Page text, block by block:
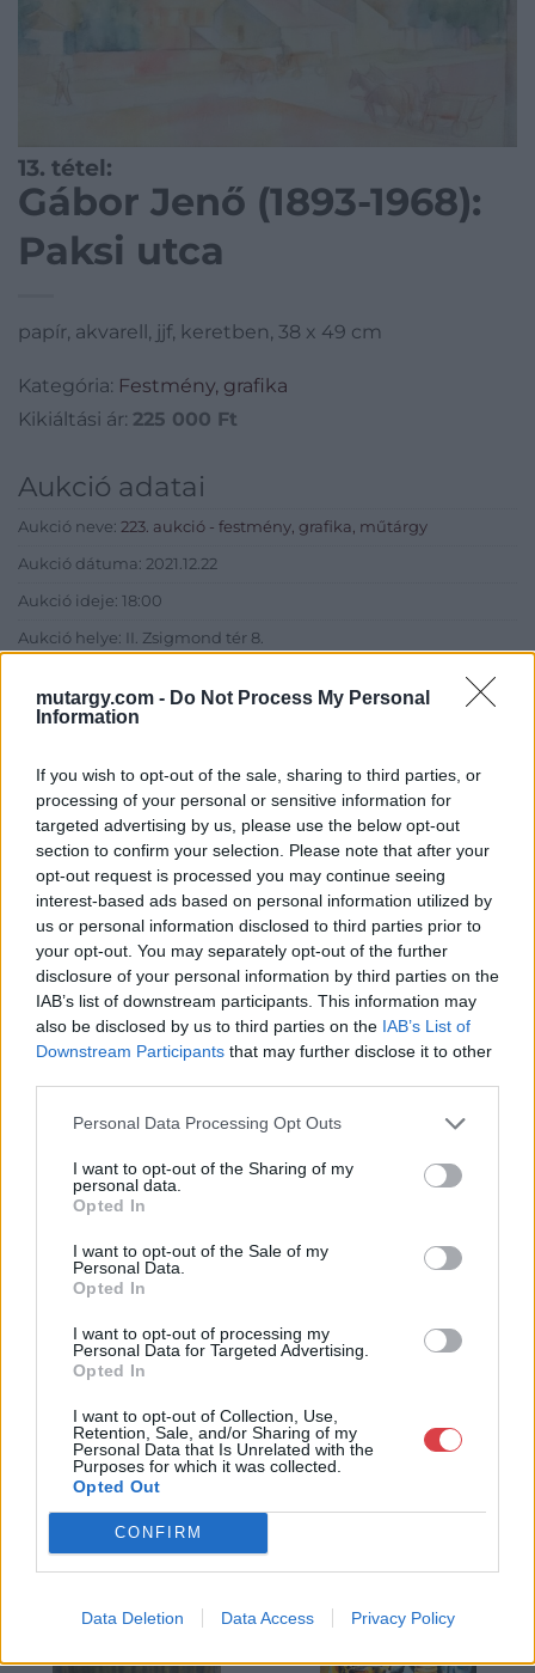
mutargy.com - Do Not Process My Personal
Information
If you wish to opt-out of the sale, sharing to third parties, or
processing of your personal or sensitive information for
targeted advertising by us, please use the below opt-out
section to confirm your selection. Please note that after your
opt-out request is processed you may continue seeing
interest-based ads based on personal information utilized by
us or personal information disclosed to third parties prior to
your opt-out. You may separately opt-out of the further
disclosure of your personal information by third parties on the
IAB’s list of downstream participants. This information may
also be disclosed by us to third parties on the IAB’s List of
Downstream Participants that may further disclose it to other
Personal Data Processing Opt Outs
I want to opt-out of the Sharing of my
personal data.
Opted In
I want to opt-out of the Sale of my
Personal Data.
Opted In
I want to opt-out of processing my
Personal Data for Targeted Advertising.
Opted In
I want to opt-out of Collection, Use,
Retention, Sale, and/or Sharing of my
Personal Data that Is Unrelated with the
Purposes for which it was collected.
Opted Out
CONFIRM
Data Deletion Data Access Privacy Policy
13. tétel:
Gábor Jenő (1893-1968):
Paksi utca
papír, akvarell, jjf, keretben, 38 x 49 cm
Kategória: Festmény, grafika
Kikiáltási ár: 225 000 Ft
Aukció adatai
Aukció neve: 223. aukció - festmény, grafika, műtárgy
Aukció dátuma: 2021.12.22
Aukció ideje: 18:00
Aukció helye: II. Zsigmond tér 8.
Eladó: Műgyűjtők Háza Kft.
Cím: Dudás Attila
Műgyűjtők Háza kft.
Budapest
1023.Bp. Zsigmond tér 11.
1023
Telefon: 18008123
Weboldal:
http://www.mugyujtokhaza.hu
Bemutatkozás: 2013 nyarán nyitottuk meg Galériánkat
Budapesten, a II. kerületben. Célunk, hogy az eladók optimális
rendszeresen tudják gazdagítani gyűjteményüket változatos
szerda esténként online árverést! Kedd-től péntek-ig 11.00-este
18.00 óráig várjuk szeretettel az érdeklődőket.
GALÉRIA TOVÁBBI MŰTÁRGYAI
KAPCSOLÓDÓ MŰTÁRGYAK